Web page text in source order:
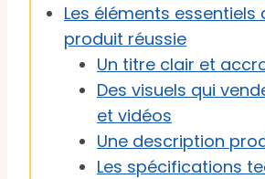
Les éléments essentiels
produit réussie
Un titre clair et
Des visuels qui
et vidéos
Une description
Les spécifications